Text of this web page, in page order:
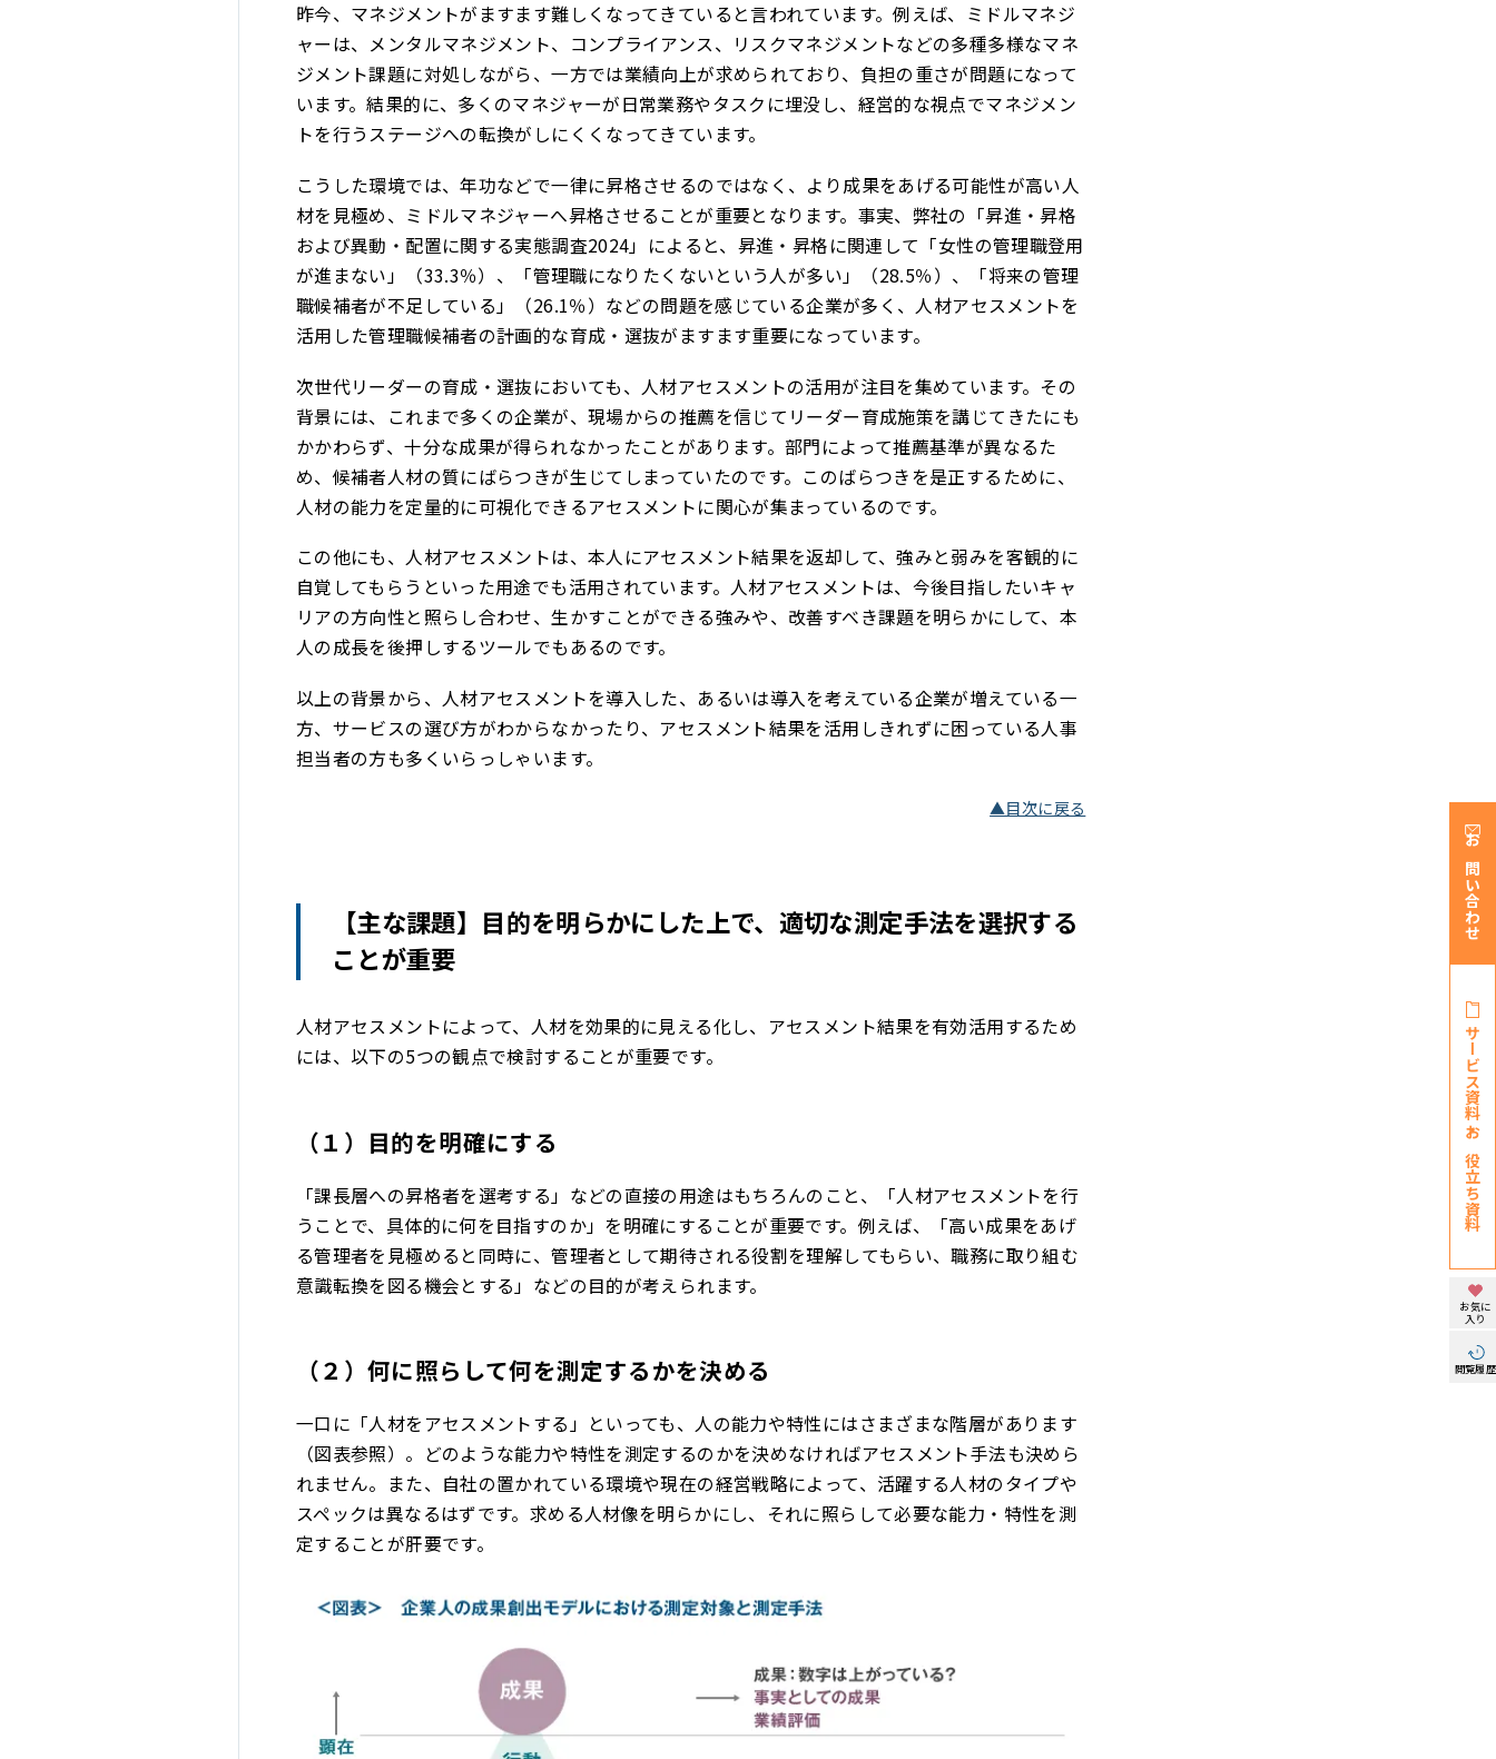
昨今、マネジメントがますます難しくなってきていると言われています。例えば、ミドルマネジ
ャーは、メンタルマネジメント、コンプライアンス、リスクマネジメントなどの多種多様なマネ
ジメント課題に対処しながら、一方では業績向上が求められており、負担の重さが問題になって
います。結果的に、多くのマネジャーが日常業務やタスクに埋没し、経営的な視点でマネジメン
トを行うステージへの転換がしにくくなってきています。
こうした環境では、年功などで一律に昇格させるのではなく、より成果をあげる可能性が高い人
材を見極め、ミドルマネジャーへ昇格させることが重要となります。事実、弊社の「昇進・昇格
および異動・配置に関する実態調査2024」によると、昇進・昇格に関連して「女性の管理職登用
が進まない」（33.3％）、「管理職になりたくないという人が多い」（28.5％）、「将来の管理
職候補者が不足している」（26.1％）などの問題を感じている企業が多く、人材アセスメントを
活用した管理職候補者の計画的な育成・選抜がますます重要になっています。
次世代リーダーの育成・選抜においても、人材アセスメントの活用が注目を集めています。その
背景には、これまで多くの企業が、現場からの推薦を信じてリーダー育成施策を講じてきたにも
かかわらず、十分な成果が得られなかったことがあります。部門によって推薦基準が異なるた
め、候補者人材の質にばらつきが生じてしまっていたのです。このばらつきを是正するために、
人材の能力を定量的に可視化できるアセスメントに関心が集まっているのです。
この他にも、人材アセスメントは、本人にアセスメント結果を返却して、強みと弱みを客観的に
自覚してもらうといった用途でも活用されています。人材アセスメントは、今後目指したいキャ
リアの方向性と照らし合わせ、生かすことができる強みや、改善すべき課題を明らかにして、本
人の成長を後押しするツールでもあるのです。
以上の背景から、人材アセスメントを導入した、あるいは導入を考えている企業が増えている一
方、サービスの選び方がわからなかったり、アセスメント結果を活用しきれずに困っている人事
担当者の方も多くいらっしゃいます。
▲目次に戻る
【主な課題】目的を明らかにした上で、適切な測定手法を選択する
ことが重要
人材アセスメントによって、人材を効果的に見える化し、アセスメント結果を有効活用するため
には、以下の5つの観点で検討することが重要です。
（１）目的を明確にする
「課長層への昇格者を選考する」などの直接の用途はもちろんのこと、「人材アセスメントを行
うことで、具体的に何を目指すのか」を明確にすることが重要です。例えば、「高い成果をあげ
る管理者を見極めると同時に、管理者として期待される役割を理解してもらい、職務に取り組む
意識転換を図る機会とする」などの目的が考えられます。
（２）何に照らして何を測定するかを決める
一口に「人材をアセスメントする」といっても、人の能力や特性にはさまざまな階層があります
（図表参照）。どのような能力や特性を測定するのかを決めなければアセスメント手法も決めら
れません。また、自社の置かれている環境や現在の経営戦略によって、活躍する人材のタイプや
スペックは異なるはずです。求める人材像を明らかにし、それに照らして必要な能力・特性を測
定することが肝要です。
お問い合わせ
サービス資料・
お役立ち資料
お気に
入り
閲覧履歴